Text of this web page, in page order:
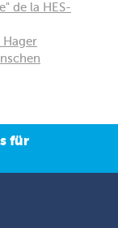
de la HES-
Hager
für